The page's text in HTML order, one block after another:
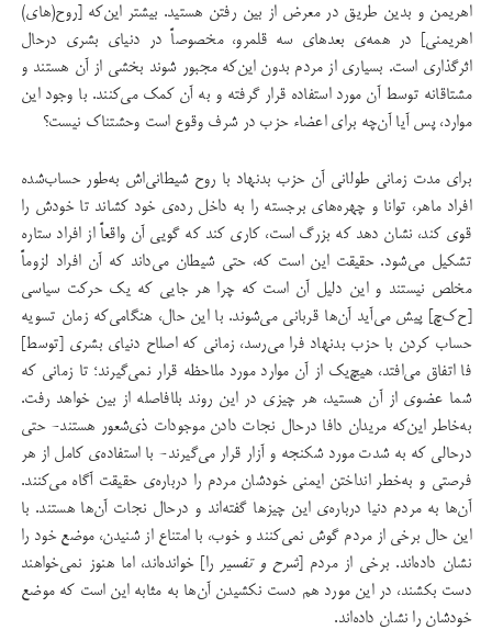
اهریمن و بدین طریق در معرض از بین رفتن هستید. بیشتر این‌که [روح(های)
اهریمنی] در همه‌ی بعد‌های سه قلمرو، مخصوصاً در دنیای بشری درحال
اثرگذاری است. بسیاری از مردم بدون این‌که مجبور شوند بخشی از آن هستند و
مشتاقانه توسط آن مورد استفاده قرار گرفته و به آن کمک می‌کنند. با وجود این
موارد، پس آیا آن‌چه برای اعضاء حزب در شرف وقوع است وحشتناک نیست؟
برای مدت زمانی طولانی آن حزب بدنهاد با روح شیطانی‌اش به‌طور حساب‌شده
افراد ماهر، توانا و چهره‌های برجسته را به داخل رده‌ی خود کشاند تا خودش را
قوی کند، نشان دهد که بزرگ است، کاری کند که گویی آن واقعاً از افراد ستاره‌
تشکیل می‌شود. حقیقت این است که، حتی شیطان می‌داند که آن افراد لزوماً
مخلص نیستند و این دلیل آن است که چرا هر جایی که یک حرکت سیاسی
[ح‌ک‌چ] پیش می‌آید آن‌ها قربانی می‌شوند. با این حال، هنگامی‌که زمان تسویه
حساب کردن با حزب بد‌نهاد فرا می‌رسد، زمانی که اصلاح دنیای بشری [توسط]
فا اتفاق می‌افتد، هیچ‌یک از آن موارد مورد ملاحظه قرار نمی‌گیرند؛ تا زمانی که
شما عضوی از آن هستید، هر چیزی در این روند بلافاصله از بین خواهد رفت.
به‌خاطر این‌که مریدان دافا درحال نجات دادن موجودات ذی‌شعور هستند- حتی
درحالی که به شدت مورد شکنجه و آزار قرار می‌گیرند- با استفاده‌ی کامل از هر
فرصتی و به‌خطر انداختن ایمنی خودشان مردم را درباره‌ی حقیقت آگاه می‌کنند.
آن‌ها به مردم دنیا درباره‌ی این چیزها گفته‌اند و درحال نجات آن‌ها هستند. با
این حال برخی از مردم گوش نمی‌کنند و خوب، با امتناع از شنیدن، موضع خود را
نشان داده‌اند. برخی از مردم [شرح و تفسیر را] خوانده‌اند، اما هنوز نمی‌خواهند
دست بکشند، در این مورد هم دست نکشیدن آن‌ها به مثابه این است که موضع
خودشان را نشان داده‌اند.